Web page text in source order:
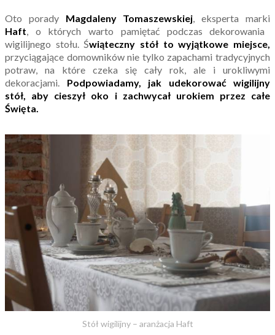
Oto porady Magdaleny Tomaszewskiej, eksperta marki
Haft, o których warto pamiętać podczas dekorowania
wigilijnego stołu. Świąteczny stół to wyjątkowe miejsce,
przyciągające domowników nie tylko zapachami tradycyjnych
potraw, na które czeka się cały rok, ale i urokliwymi
dekoracjami. Podpowiadamy, jak udekorować wigilijny
stół, aby cieszył oko i zachwycał urokiem przez całe
Święta.
Stół wigilijny – aranżacja Haft